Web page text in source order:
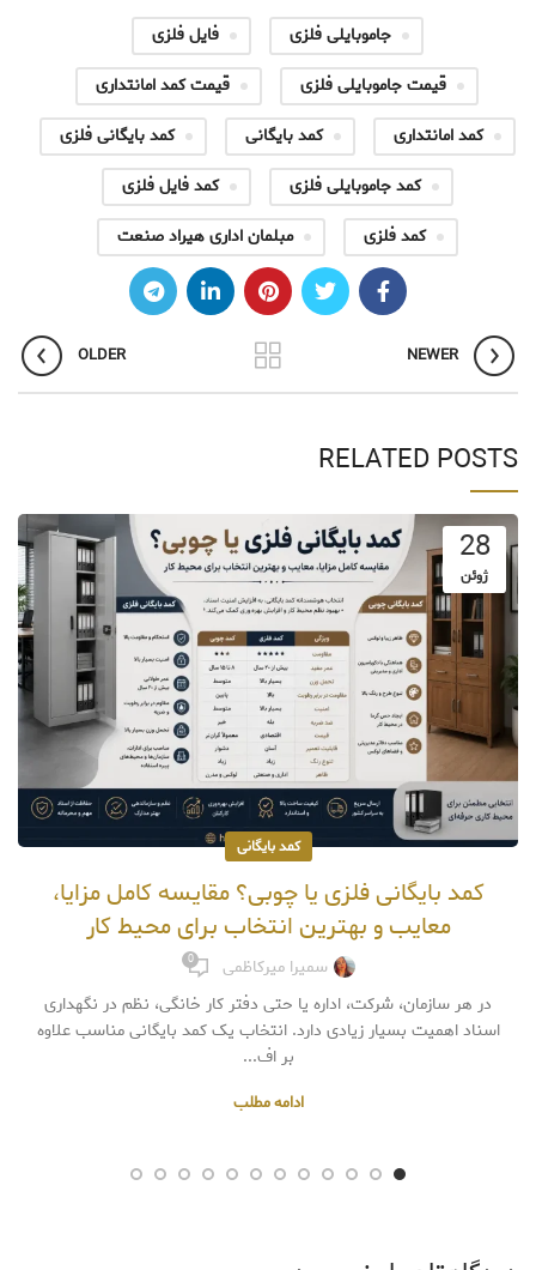
جاموبایلی فلزی
فایل فلزی
قیمت جاموبایلی فلزی
قیمت کمد امانتداری
کمد امانتداری
کمد بایگانی
کمد بایگانی فلزی
کمد جاموبایلی فلزی
کمد فایل فلزی
کمد فلزی
مبلمان اداری هیراد صنعت
NEWER
OLDER
RELATED POSTS
28
ژوئن
کمد بایگانی
کمد بایگانی فلزی یا چوبی؟ مقایسه کامل مزایا،
معایب و بهترین انتخاب برای محیط کار
سمیرا میرکاظمی 0
در هر سازمان، شرکت، اداره یا حتی دفتر کار خانگی، نظم در نگهداری
اسناد اهمیت بسیار زیادی دارد. انتخاب یک کمد بایگانی مناسب علاوه
بر اف...
ادامه مطلب